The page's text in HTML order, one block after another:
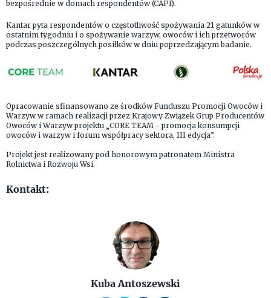
bezpośrednie w domach respondentów (CAPI).
Kantar pyta respondentów o częstotliwość spożywania 21 gatunków w
ostatnim tygodniu i o spożywanie warzyw, owoców i ich przetworów
podczas poszczególnych posiłków w dniu poprzedzającym badanie.
Opracowanie sfinansowano ze środków Funduszu Promocji Owoców i
Warzyw w ramach realizacji przez Krajowy Związek Grup Producentów
Owoców i Warzyw projektu „CORE TEAM - promocja konsumpcji
owoców i warzyw i forum współpracy sektora, III edycja”.
Projekt jest realizowany pod honorowym patronatem Ministra
Rolnictwa i Rozwoju Wsi.
Kontakt:
Kuba Antoszewski